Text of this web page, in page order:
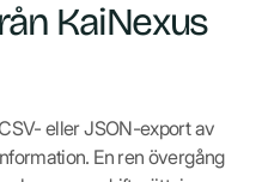
KaiNexus
eller JSON-export av
En ren övergång